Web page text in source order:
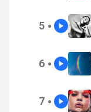
5 ●
6 ●
7 ●